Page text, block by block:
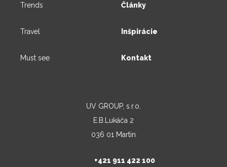
Trends
Travel
Must see
Články
Inšpirácie
Kontakt
UV GROUP, s.r.o.
E.B.Lukáča 2
036 01 Martin
+421 911 422 100